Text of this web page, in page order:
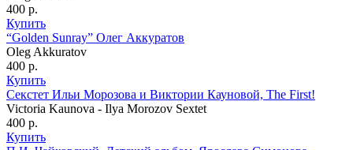
400 р.
Купить
“Golden Sunray” Олег Аккуратов
Oleg Akkuratov
400 р.
Купить
Секстет Ильи Морозова и Виктории Кауновой, The First!
Victoria Kaunova - Ilya Morozov Sextet
400 р.
Купить